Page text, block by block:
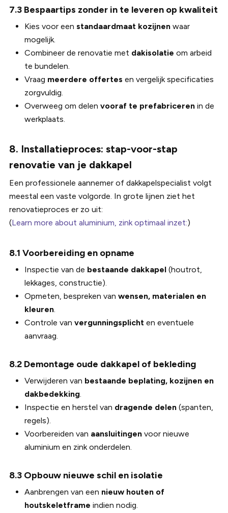
7.3 Bespaartips zonder in te leveren op kwaliteit
Kies voor een standaardmaat kozijnenwaar
mogelijk.
Combineer de renovatie met dakisolatie om arbeid
te bundelen.
Vraag meerdere offertes en vergelijk specificaties
zorgvuldig.
Overweeg om delen vooraf te prefabricerenin de
werkplaats.
8. Installatieproces: stap-voor-stap
renovatie van je dakkapel
Een professionele aannemer of dakkapelspecialist volgt
meestal een vaste volgorde. In grote lijnen ziet het
renovatieproces er zo uit:
(Learn more about aluminium, zink optimaal inzet:)
8.1 Voorbereiding en opname
Inspectie van de bestaande dakkapel(houtrot,
lekkages, constructie).
Opmeten, bespreken van wensen, materialen en
kleuren.
Controle van vergunningsplichten eventuele
aanvraag.
8.2 Demontage oude dakkapel of bekleding
Verwijderen van bestaande beplating, kozijnen en
dakbedekking.
Inspectie en herstel van dragende delen(spanten,
regels).
Voorbereiden van aansluitingenvoor nieuwe
aluminium en zink onderdelen.
8.3 Opbouw nieuwe schil en isolatie
Aanbrengen van een nieuw houten of
houtskeletframe indien nodig.